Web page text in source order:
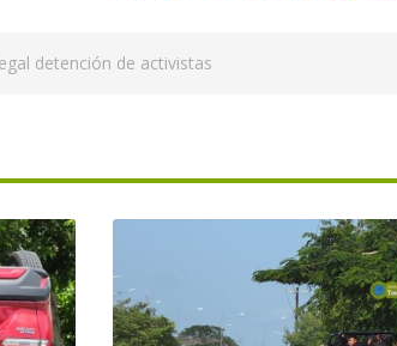
detención de activistas